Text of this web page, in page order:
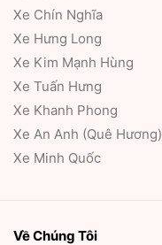
Xe Chín Nghĩa
Xe Hưng Long
Xe Kim Mạnh Hùng
Xe Tuấn Hưng
Xe Khanh Phong
Xe An Anh (Quê Hương)
Xe Minh Quốc
Về Chúng Tôi